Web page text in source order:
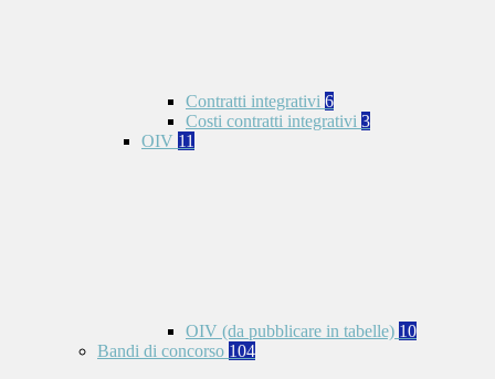
Contratti integrativi 6
Costi contratti integrativi 3
OIV 11
OIV (da pubblicare in tabelle) 10
Bandi di concorso 104